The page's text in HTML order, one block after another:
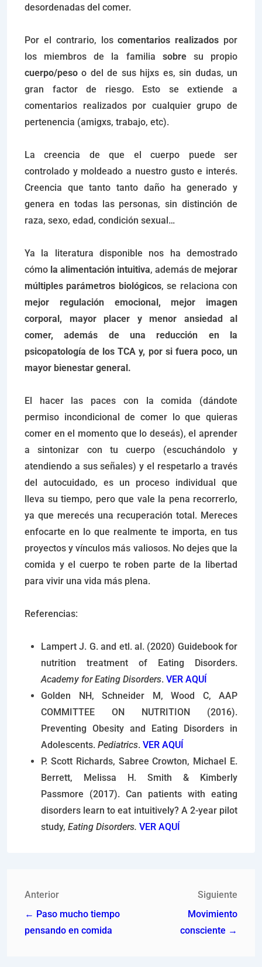
desordenadas del comer.
Por el contrario, loscomentarios realizados por
los miembros de la familia sobre su propio
cuerpo/peso o del de sus hijxs es, sin dudas, un
gran factor de riesgo. Esto se extiende a
comentarios realizados por cualquier grupo de
pertenencia (amigxs, trabajo, etc).
La creencia de que el cuerpo puede ser
controlado y moldeado a nuestro gusto e interés.
Creencia que tanto tanto daño ha generado y
genera en todas las personas, sin distinción de
raza, sexo, edad, condición sexual…
Ya la literatura disponible nos ha demostrado
cómo la alimentación intuitiva, además de mejorar
múltiples parámetros biológicos, se relaciona con
mejor regulación emocional, mejor imagen
corporal, mayor placer y menor ansiedad al
comer, además de una reducción en la
psicopatología de los TCA y, por si fuera poco, un
mayor bienestar general.
El hacer las paces con la comida (dándote
permiso incondicional de comer lo que quieras
comer en el momento que lo deseás), el aprender
a sintonizar con tu cuerpo (escuchándolo y
atendiendo a sus señales) y el respetarlo a través
del autocuidado, es un proceso individual que
lleva su tiempo, pero que vale la pena recorrerlo,
ya que merecés una recuperación total. Mereces
enfocarte en lo que realmente te importa, en tus
proyectos y vínculos más valiosos. No dejes que la
comida y el cuerpo te roben parte de la libertad
para vivir una vida más plena.
Referencias:
Lampert J. G. and etl. al. (2020) Guidebook for
nutrition treatment of Eating Disorders.
Academy for Eating Disorders. VER AQUÍ
Golden NH, Schneider M, Wood C, AAP
COMMITTEE ON NUTRITION (2016).
Preventing Obesity and Eating Disorders in
Adolescents. Pediatrics. VER AQUÍ
P. Scott Richards, Sabree Crowton, Michael E.
Berrett, Melissa H. Smith & Kimberly
Passmore (2017). Can patients with eating
disorders learn to eat intuitively? A 2-year pilot
study, Eating Disorders. VER AQUÍ
Anterior
← Paso mucho tiempo
pensando en comida
Siguiente
Movimiento
consciente →